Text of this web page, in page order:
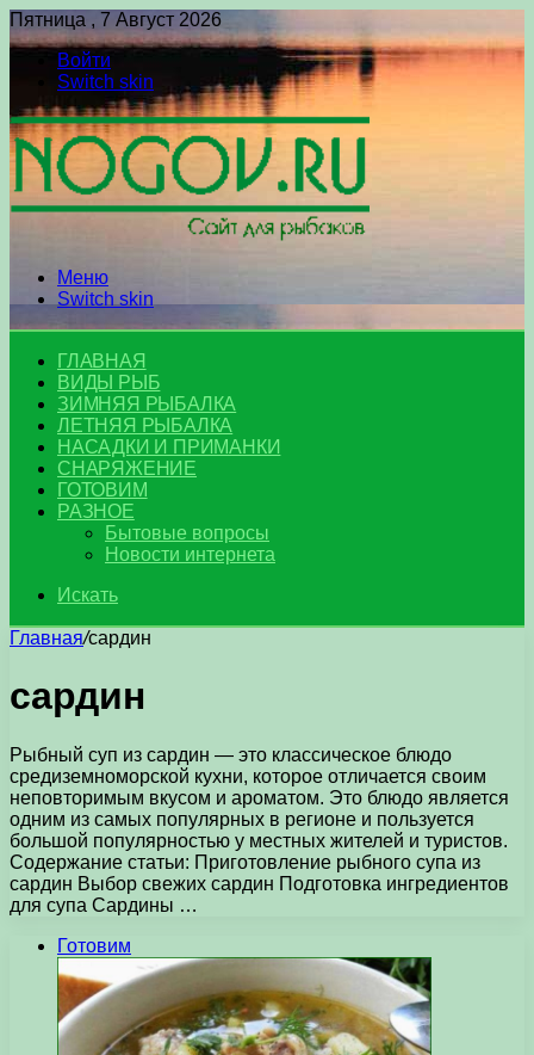
Пятница , 7 Август 2026
Войти
Switch skin
Меню
Switch skin
ГЛАВНАЯ
ВИДЫ РЫБ
ЗИМНЯЯ РЫБАЛКА
ЛЕТНЯЯ РЫБАЛКА
НАСАДКИ И ПРИМАНКИ
СНАРЯЖЕНИЕ
ГОТОВИМ
РАЗНОЕ
Бытовые вопросы
Новости интернета
Искать
Главная/сардин
сардин
Рыбный суп из сардин — это классическое блюдо
средиземноморской кухни, которое отличается своим
неповторимым вкусом и ароматом. Это блюдо является
одним из самых популярных в регионе и пользуется
большой популярностью у местных жителей и туристов.
Содержание статьи: Приготовление рыбного супа из
сардин Выбор свежих сардин Подготовка ингредиентов
для супа Сардины …
Готовим